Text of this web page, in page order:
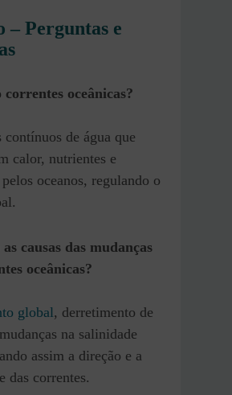
– Perguntas e
correntes oceânicas?
contínuos de água que
calor, nutrientes e
oceanos, regulando o
causas das mudanças
oceânicas?
global, derretimento de
na salinidade
assim a direção e a
das correntes.